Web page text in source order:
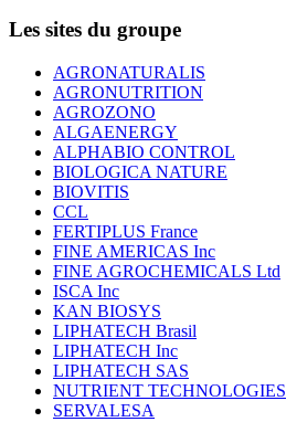
Les sites du groupe
AGRONATURALIS
AGRONUTRITION
AGROZONO
ALGAENERGY
ALPHABIO CONTROL
BIOLOGICA NATURE
BIOVITIS
CCL
FERTIPLUS France
FINE AMERICAS Inc
FINE AGROCHEMICALS Ltd
ISCA Inc
KAN BIOSYS
LIPHATECH Brasil
LIPHATECH Inc
LIPHATECH SAS
NUTRIENT TECHNOLOGIES
SERVALESA